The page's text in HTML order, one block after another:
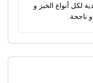
لكل أنواع الخبز و
ناجحة.